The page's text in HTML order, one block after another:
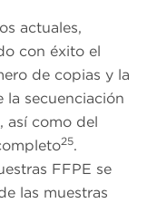
actuales,
con éxito el
de copias y la
la secuenciación
, así como del
25.
FFPE se
las muestras